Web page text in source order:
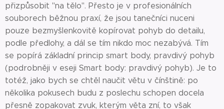
přizpůsobit "na tělo". Přesto je v profesionálních
souborech běžnou praxí, že jsou tanečníci nuceni
pouze bezmyšlenkovitě kopírovat pohyb do detailu,
podle předlohy, a dál se tím nikdo moc nezabývá. Tím
se popírá základní princip smart body, pravdivý pohyb
(podrobněji v eseji Smart body: pravdivý pohyb). Je to
totéž, jako bych se chtěl naučit větu v čínštině: po
několika pokusech budu z poslechu schopen docela
přesně zopakovat zvuk, kterým věta zní, to však